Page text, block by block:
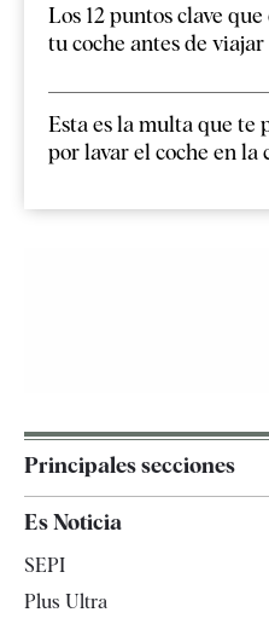
Los 12 puntos clave
tu coche antes de viajar
Esta es la multa que te
por lavar el coche en la
Principales secciones
España
Es Noticia
SEPI
Plus Ultra